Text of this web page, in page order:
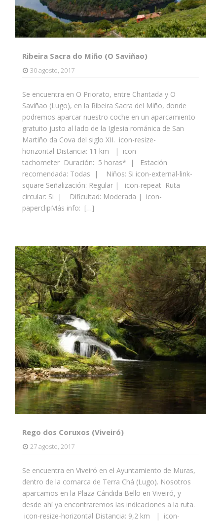
Ribeira Sacra do Miño (O Saviñao)
30 agosto, 2017
Se encuentra en O Priorato, entre Chantada y O
Saviñao (Lugo), en la Ribeira Sacra del Miño, donde
podremos aparcar nuestro coche en un aparcamiento
gratuito justo al lado de la Iglesia románica de San
Martiño da Cova del siglo XII. icon-resize-
horizontal Distancia: 11 km | icon-
tachometer Duración: 5 horas* | Estación
recomendada: Todas | Niños: Si icon-external-link-
square Señalización: Regular | icon-repeat Ruta
circular: Si | Dificultad: Moderada | icon-
paperclipMás info: […]
Rego dos Coruxos (Viveiró)
27 agosto, 2017
Se encuentra en Viveiró en el Ayuntamiento de Muras,
dentro de la comarca de Terra Chá (Lugo). Nosotros
aparcamos en la Plaza Cándida Bello en Viveiró, y
desde ahí ya encontraremos las indicaciones a la ruta.
icon-resize-horizontal Distancia: 9,2 km | icon-